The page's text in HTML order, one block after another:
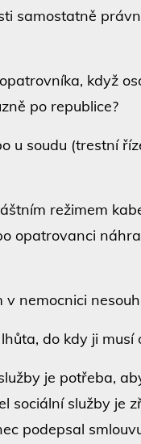
samostatně
když
po republice?
u soudu (trestní
režimem
opatrovanci
nemocnici
do kdy ji
je potřeba,
sociální služby je
podepsal